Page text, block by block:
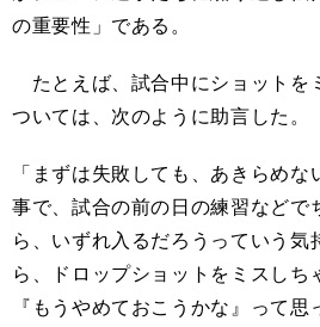
の重要性」である。
たとえば、試合中にショットを
ついては、次のように助言した。
「まずは失敗しても、あきらめ
事で、試合の前の日の練習などで
ら、いずれ入るだろうっていう気
ら、ドロップショットをミスしち
『もうやめておこうかな』って